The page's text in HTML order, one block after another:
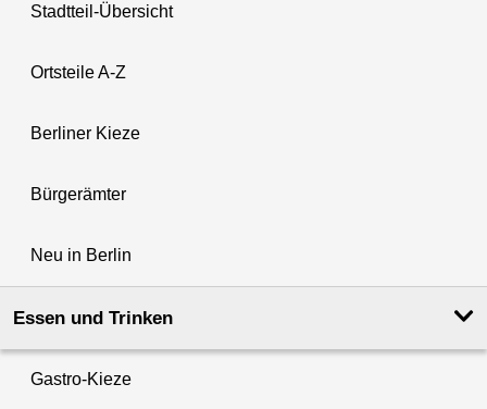
Stadtteil-Übersicht
Ortsteile A-Z
Berliner Kieze
Bürgerämter
Neu in Berlin
Essen und Trinken
Gastro-Kieze